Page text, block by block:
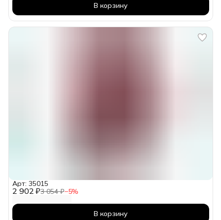
В корзину
2 902 ₽3 054 ₽−5%
Арт: 35015
В корзину